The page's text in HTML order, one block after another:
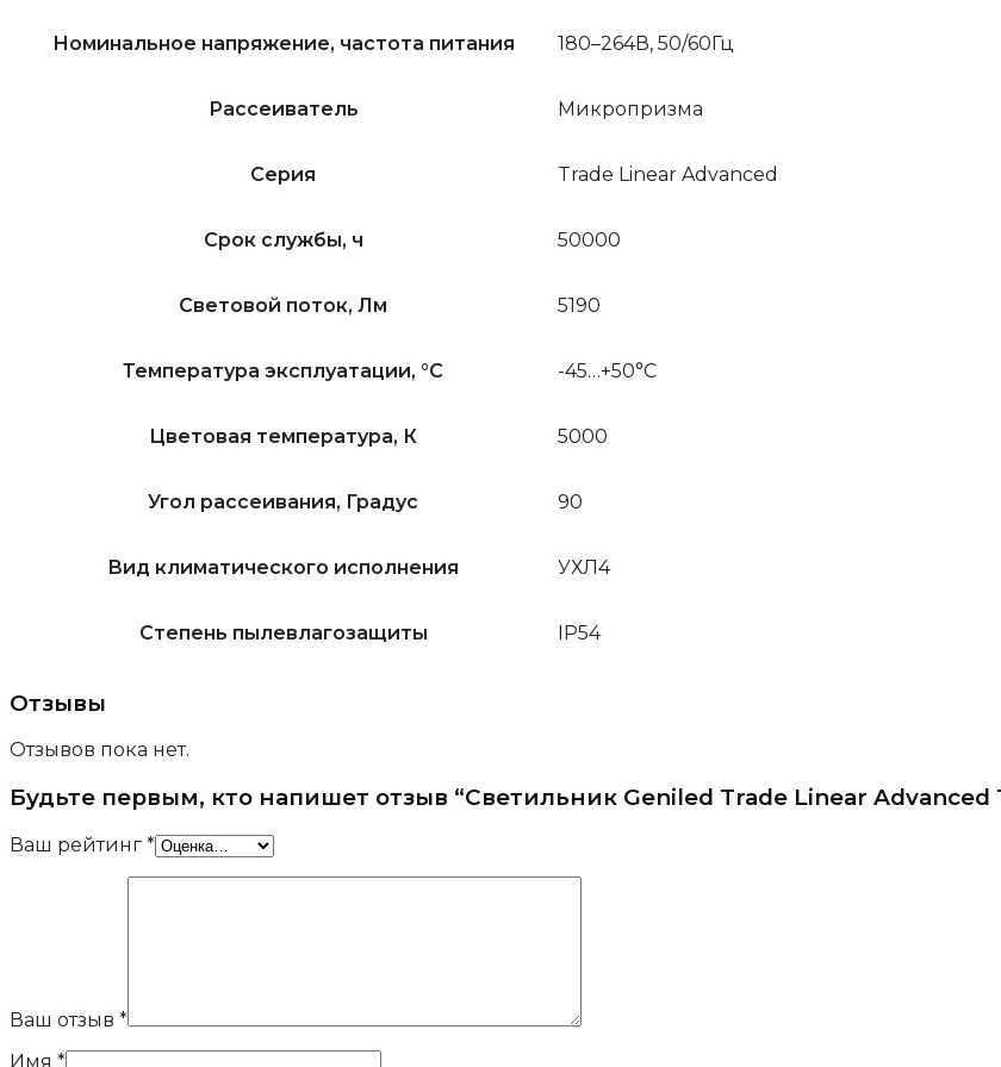
Номинальное напряжение, частота питания 180–264В, 50/60Гц
Рассеиватель Микропризма
Серия Trade Linear Advanced
Срок службы, ч 50000
Световой поток, Лм 5190
Температура эксплуатации, °C -45…+50°C
Цветовая температура, К 5000
Угол рассеивания, Градус 90
Вид климатического исполнения УХЛ4
Степень пылевлагозащиты IP54
Отзывы
Отзывов пока нет.
Будьте первым, кто напишет отзыв “Светильник Geniled Trade Linear
Ваш рейтинг *
Ваш отзыв *
Имя *